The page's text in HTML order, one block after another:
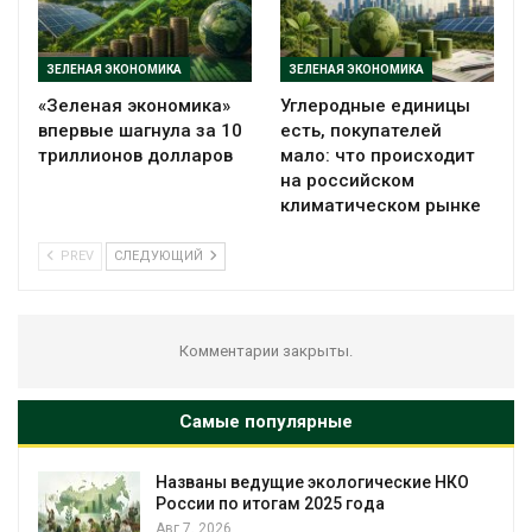
ЗЕЛЕНАЯ ЭКОНОМИКА
«Зеленая экономика»
впервые шагнула за 10
триллионов долларов
ЗЕЛЕНАЯ ЭКОНОМИКА
Углеродные единицы
есть, покупателей
мало: что происходит
на российском
климатическом рынке
PREV СЛЕДУЮЩИЙ
Комментарии закрыты.
Самые популярные
Названы ведущие экологические НКО
России по итогам 2025 года
Авг 7, 2026